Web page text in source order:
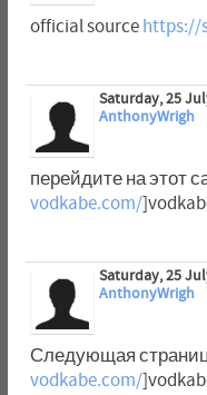
official source https://
Saturday, 25
AnthonyWrigh
перейдите на этот
vodkabe.com/
Saturday, 25
AnthonyWrigh
Следующая
vodkabe.com/